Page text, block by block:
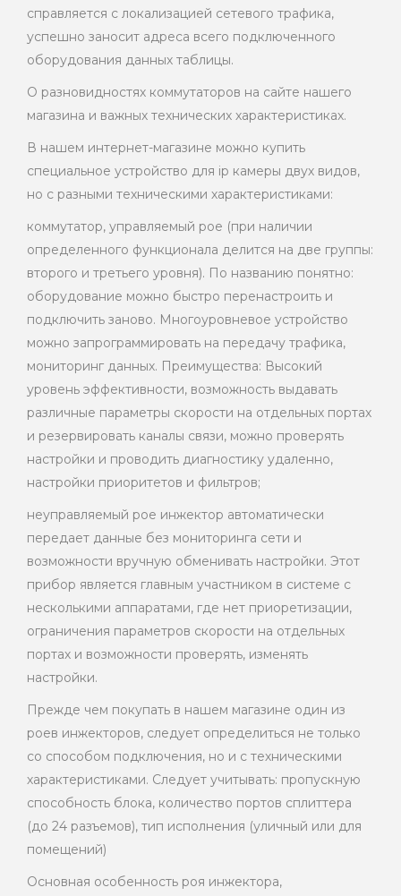
справляется с локализацией сетевого трафика,
успешно заносит адреса всего подключенного
оборудования данных таблицы.
О разновидностях коммутаторов на сайте нашего
магазина и важных технических характеристиках.
В нашем интернет-магазине можно купить
специальное устройство для ip камеры двух видов,
но с разными техническими характеристиками:
коммутатор, управляемый рое (при наличии
определенного функционала делится на две группы:
второго и третьего уровня). По названию понятно:
оборудование можно быстро перенастроить и
подключить заново. Многоуровневое устройство
можно запрограммировать на передачу трафика,
мониторинг данных. Преимущества: Высокий
уровень эффективности, возможность выдавать
различные параметры скорости на отдельных портах
и ​​резервировать каналы связи, можно проверять
настройки и проводить диагностику удаленно,
настройки приоритетов и фильтров;
неуправляемый рое инжектор автоматически
передает данные без мониторинга сети и
возможности вручную обменивать настройки. Этот
прибор является главным участником в системе с
несколькими аппаратами, где нет приоретизации,
ограничения параметров скорости на отдельных
портах и ​​возможности проверять, изменять
настройки.
Прежде чем покупать в нашем магазине один из
роев инжекторов, следует определиться не только
со способом подключения, но и с техническими
характеристиками. Следует учитывать: пропускную
способность блока, количество портов сплиттера
(до 24 разъемов), тип исполнения (уличный или для
помещений)
Основная особенность роя инжектора,